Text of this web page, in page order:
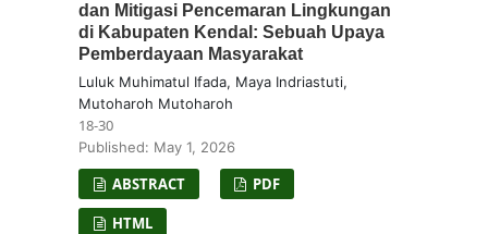
dan Mitigasi Pencemaran Lingkungan
di Kabupaten Kendal: Sebuah Upaya
Pemberdayaan Masyarakat
Luluk Muhimatul Ifada, Maya Indriastuti,
Mutoharoh Mutoharoh
18-30
Published: May 1, 2026
ABSTRACT
PDF
HTML